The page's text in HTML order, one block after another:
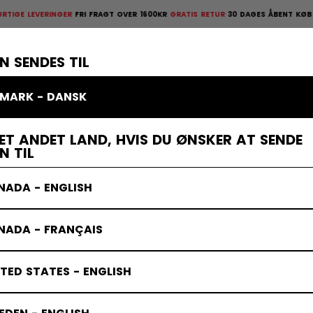
SENDES TIL
- DANSK
ANDET LAND, HVIS DU ØNSKER AT SENDE
TIL
- ENGLISH
- FRANÇAIS
STATES - ENGLISH
FRI FRAGT OVER 1600KRGRATIS RETUR30 DAGES ÅBENT KØB
åbent køb
MÅLMAND